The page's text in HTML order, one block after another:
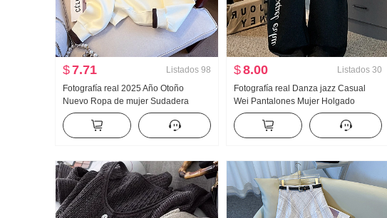
$7.71 Listados 98
Fotografía real 2025 Año Otoño
Nuevo Ropa de mujer Sudadera
Reducción de edad Mitad Cremallera
Moda Cuello polo Casual Versátil
Adelgazante
$8.00 Listados 30
Fotografía real Danza jazz Casual
Wei Pantalones Mujer Holgado
Adelgazante Pantalones deportivos
Vertical Sentido Cómodo Pantalones
de pierna ancha Puño ajustado